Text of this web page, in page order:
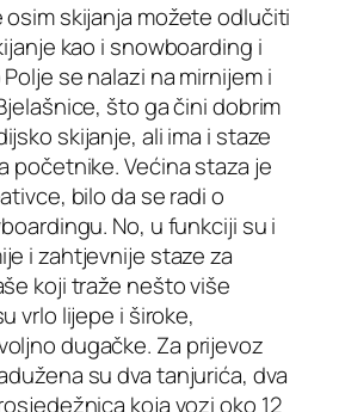
osim skijanja možete odlučiti
kao i snowboarding i
se nalazi na mirnijem i
što ga čini dobrim
skijanje, ali ima i staze
početnike. Većina staza je
bilo da se radi o
No, u funkciji su i
i zahtjevnije staze za
koji traže nešto više
vrlo lijepe i široke,
dugačke. Za prijevoz
su dva tanjurića, dva
koja vozi oko 12